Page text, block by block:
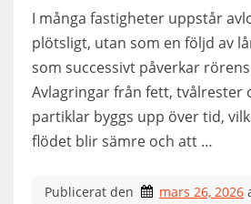
I många fastigheter uppstår
plötsligt, utan som en följd av
som successivt påverkar
Avlagringar från fett, tvålrester
partiklar byggs upp över tid,
flödet blir sämre och att …
Publicerat den mars 26, 2026